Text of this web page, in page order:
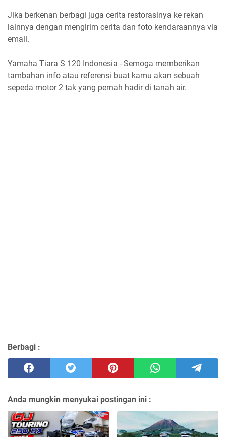
Jika berkenan berbagi juga cerita restorasinya ke rekan
lainnya dengan mengirim cerita dan foto kendaraannya via
email.
Yamaha Tiara S 120 Indonesia - Semoga memberikan
tambahan info atau referensi buat kamu akan sebuah
sepeda motor 2 tak yang pernah hadir di tanah air.
Berbagi :
Anda mungkin menyukai postingan ini :